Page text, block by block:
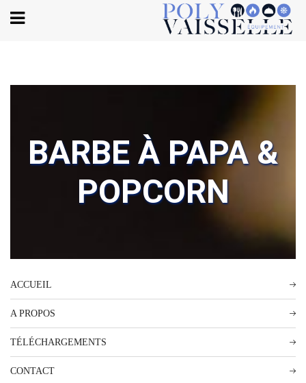
BARBE À PAPA &
POPCORN
ACCUEIL
A PROPOS
TÉLÉCHARGEMENTS
CONTACT